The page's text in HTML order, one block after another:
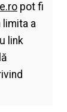
pot fi
limita a
link